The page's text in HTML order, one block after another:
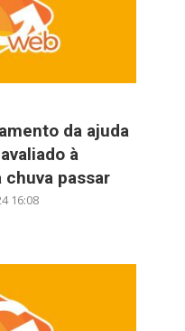
da ajuda
à
chuva passar
16:08